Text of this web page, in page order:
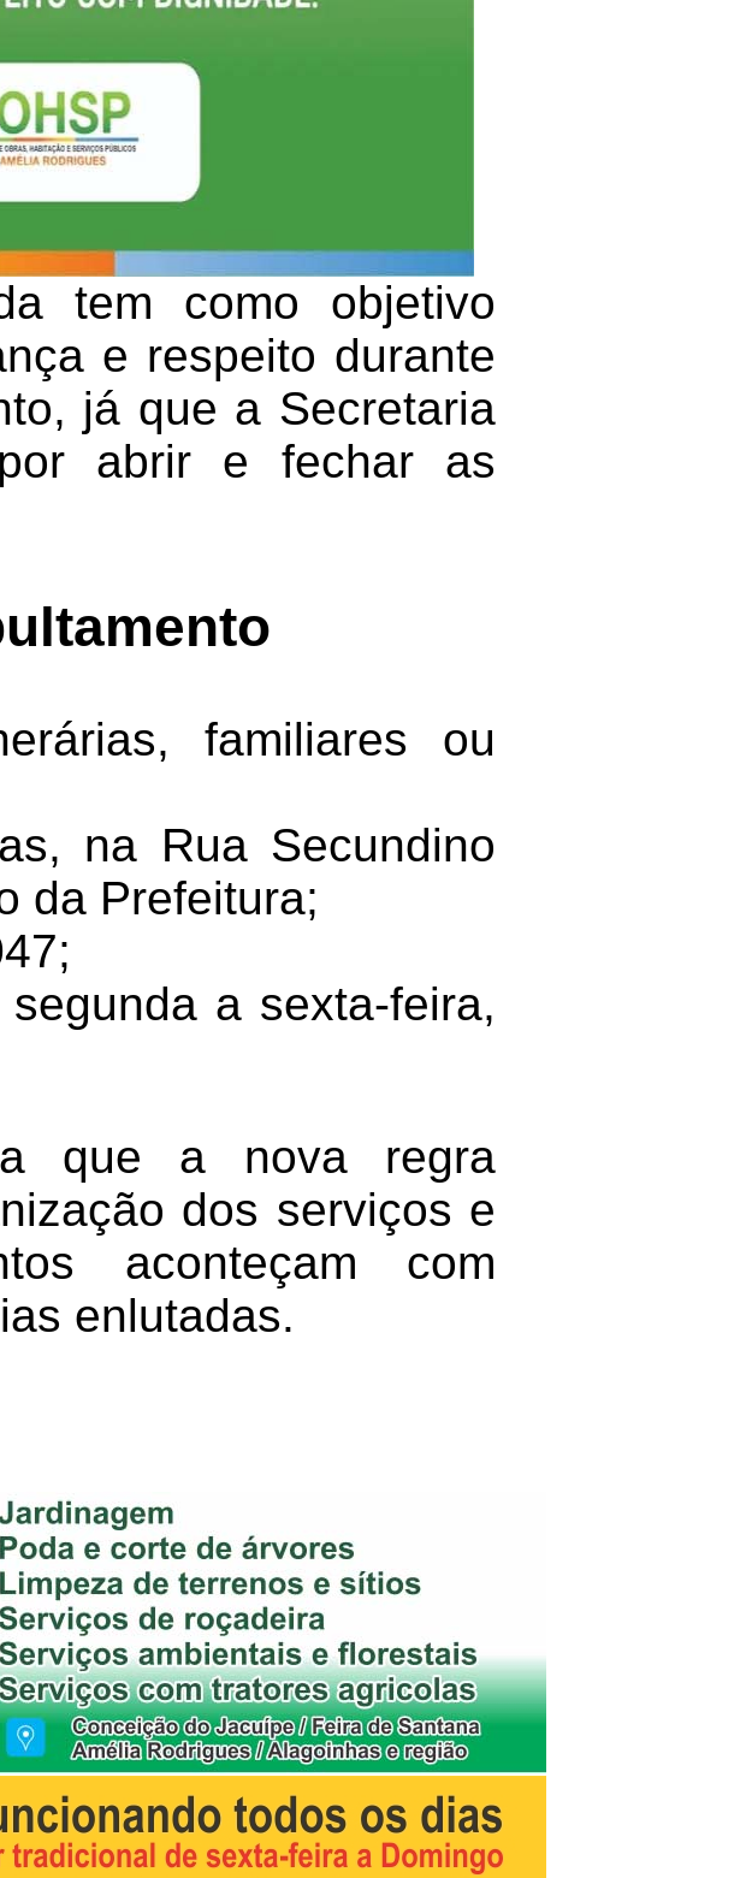
tem como objetivo
e respeito durante
já que a Secretaria
abrir e fechar as
familiares ou
na Rua Secundino
da Prefeitura;
segunda a sexta-feira,
que a nova regra
dos serviços e
aconteçam com
enlutadas.